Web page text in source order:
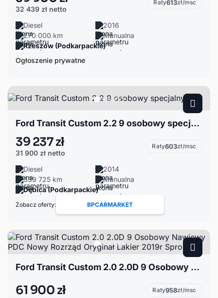
32 439 zł netto
Raty613zł/msc
Diesel
2016
270 000 km
Manualna
Rzeszów (Podkarpackie)
Ogłoszenie prywatne
Ford Transit Custom 2.2 9 osobowy specjalny
39 237 zł
31 900 zł netto
Raty603zł/msc
Diesel
2014
339 725 km
Manualna
Dębica (Podkarpackie)
Zobacz oferty: BPCARMARKET
Ford Transit Custom 2.0 2.0D 9 Osobowy Nawiewy PDC Nowy Rozrząd Oryginał Lakier 2019r Sprowadz
61 900 zł Raty958zł/msc